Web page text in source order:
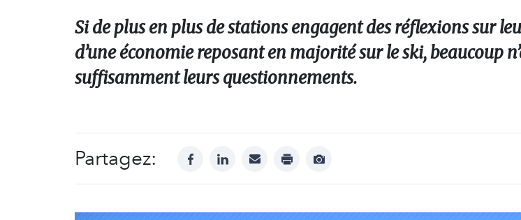
Si de plus en plus de stations engagent des réflexions sur
d’une économie reposant en majorité sur le ski, beaucoup
suffisamment leurs questionnements.
Partagez: facebooklinkedinmail print
Afficher